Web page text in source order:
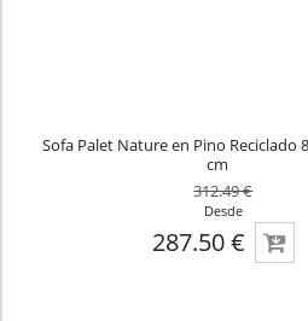
Sofa Palet Nature en Pino Reciclado
cm
312.49 €
Desde
287.50 €